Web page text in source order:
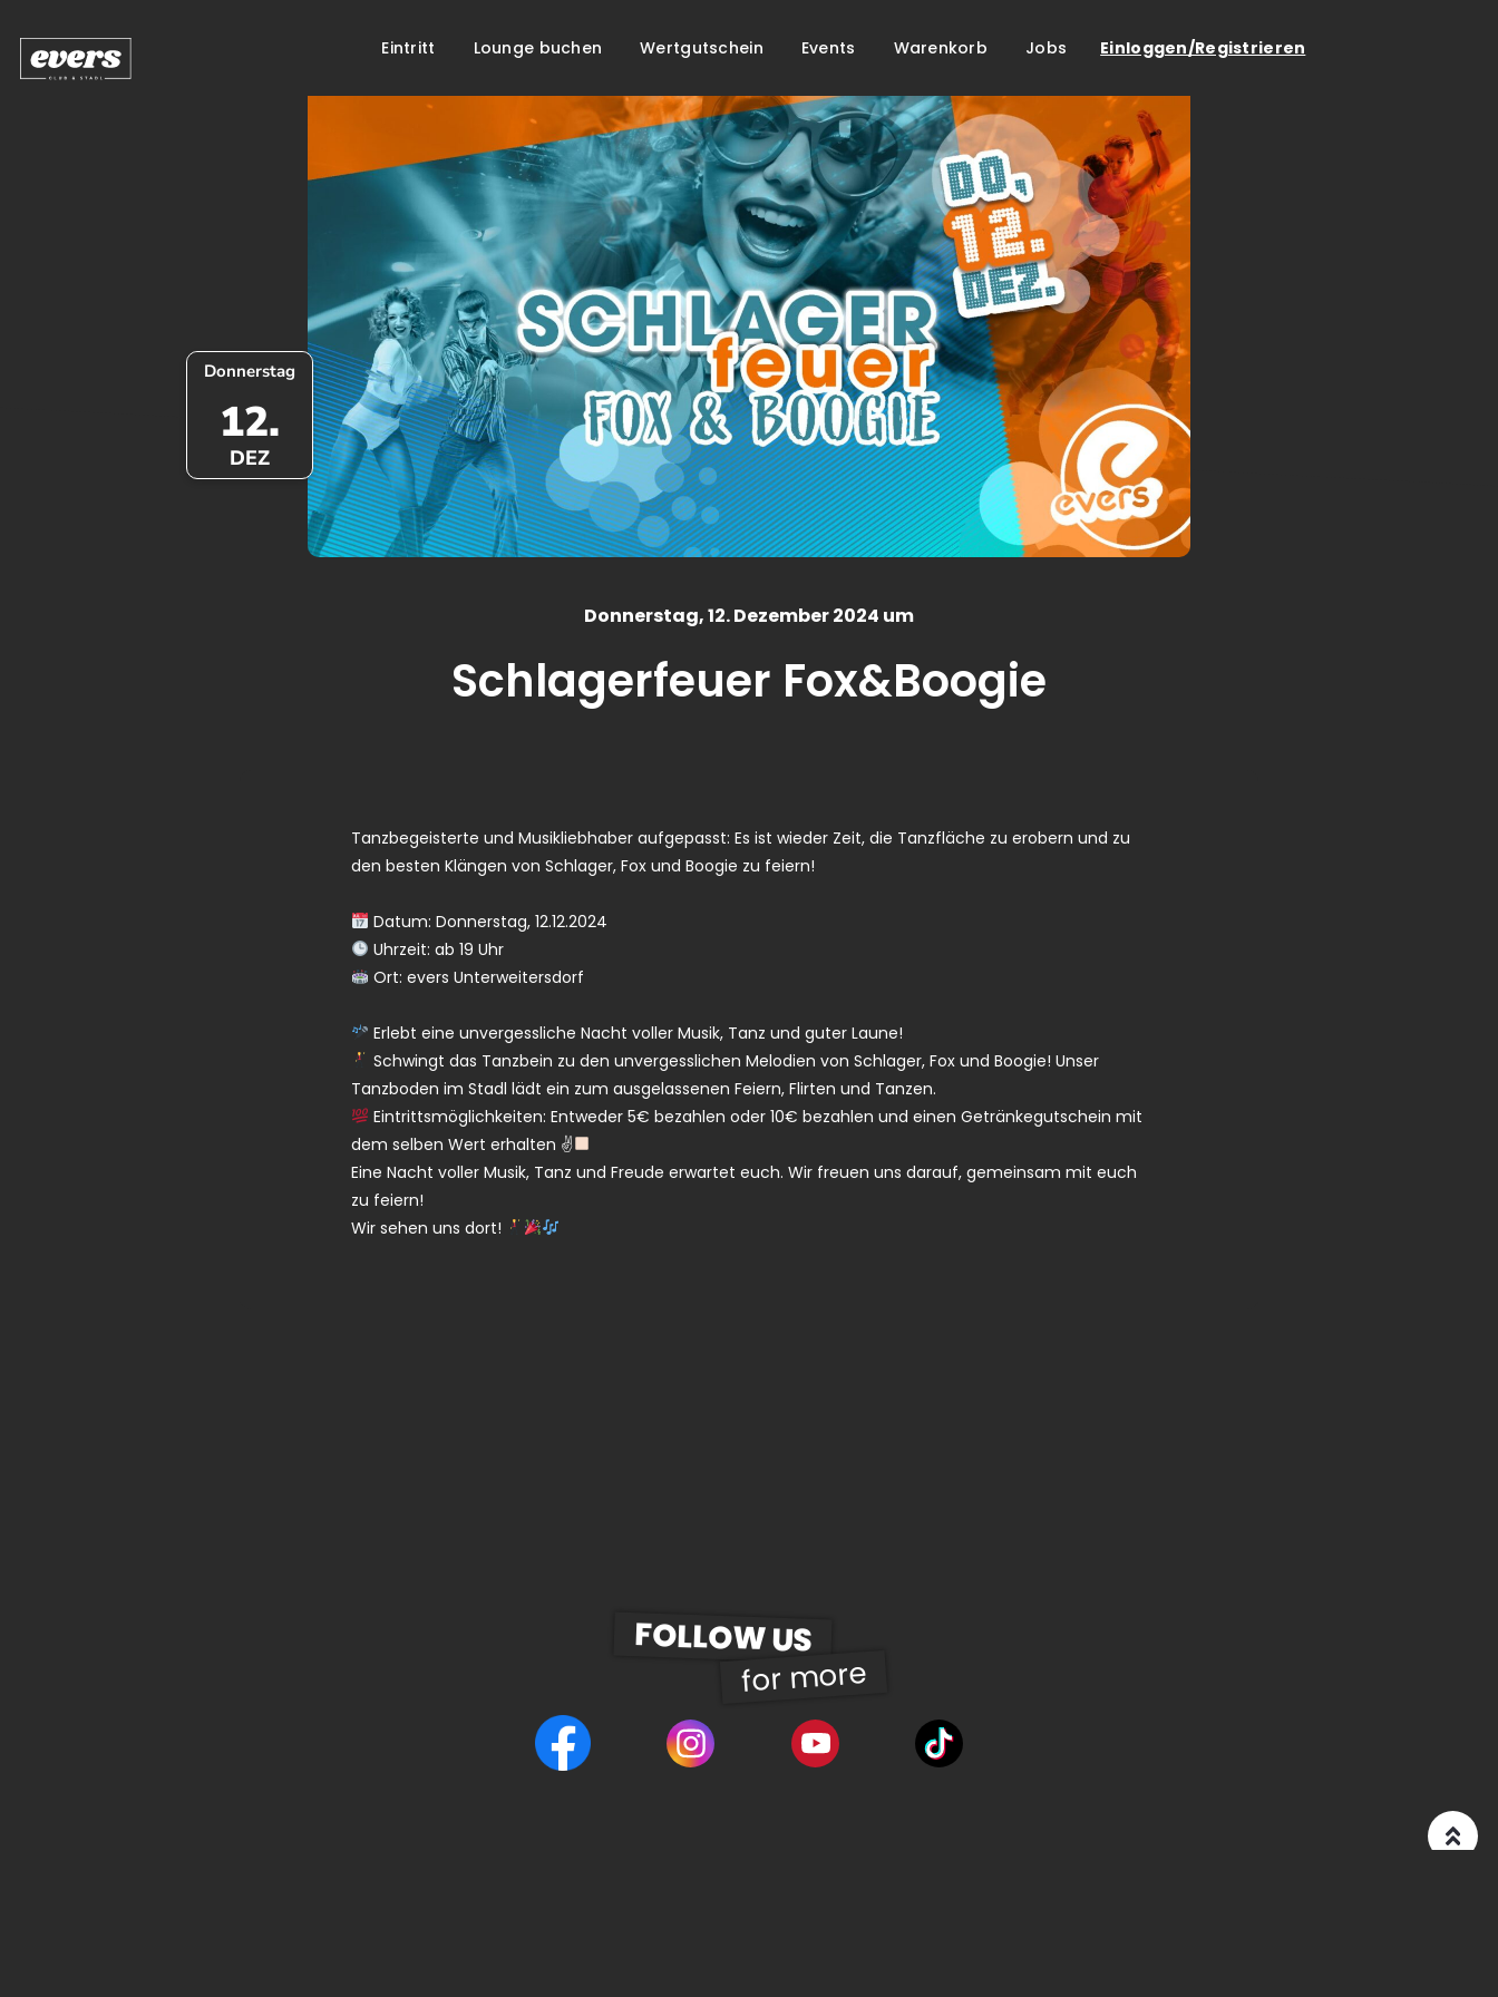
Einloggen/Registrieren
Eintritt Lounge buchen Wertgutschein Events Warenkorb Jobs
Donnerstag
12.
DEZ
Donnerstag, 12. Dezember 2024 um
Schlagerfeuer Fox&Boogie
Tanzbegeisterte und Musikliebhaber aufgepasst: Es ist wieder Zeit, die Tanzfläche zu erobern und zu
den besten Klängen von Schlager, Fox und Boogie zu feiern!
Datum: Donnerstag, 12.12.2024
Uhrzeit: ab 19 Uhr
Ort: evers Unterweitersdorf
Erlebt eine unvergessliche Nacht voller Musik, Tanz und guter Laune!
Schwingt das Tanzbein zu den unvergesslichen Melodien von Schlager, Fox und Boogie! Unser
Tanzboden im Stadl lädt ein zum ausgelassenen Feiern, Flirten und Tanzen.
Eintrittsmöglichkeiten: Entweder 5€ bezahlen oder 10€ bezahlen und einen Getränkegutschein mit
dem selben Wert erhalten ✌
Eine Nacht voller Musik, Tanz und Freude erwartet euch. Wir freuen uns darauf, gemeinsam mit euch
zu feiern!
Wir sehen uns dort!
FOLLOW US
for more